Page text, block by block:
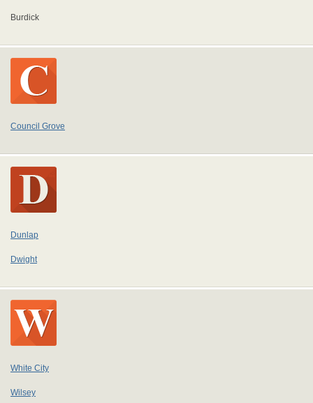
Burdick
Council Grove
Dunlap
Dwight
White City
Wilsey